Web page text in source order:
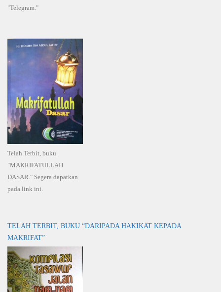
"Telegram."
Telah Terbit, buku
"MAKRIFATULLAH
DASAR." Segera dapatkan
pada link ini.
TELAH TERBIT, BUKU “DARIPADA HAKIKAT KEPADA
MAKRIFAT”